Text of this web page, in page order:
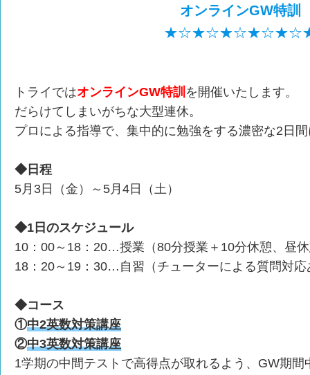
オンラインGW特訓
トライではオンラインGW特訓 を開催いたします。
だらけてしまいがちな大型連休。
プロによる指導で、集中的に勉強をする濃密な2日
◆日程
5月3日（金）～5月4日（土）
◆1日のスケジュール
10：00～18：20…授業（80分授業＋10分休憩、昼
18：20～19：30…自習（チューターによる質問対応
◆コース
①中2英数対策講座
②中3英数対策講座
1学期の中間テストで高得点が取れるよう、GW期